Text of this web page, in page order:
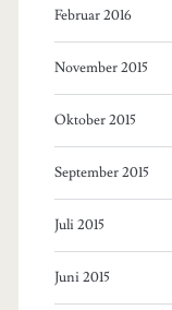
Februar 2016
November 2015
Oktober 2015
September 2015
Juli 2015
Juni 2015